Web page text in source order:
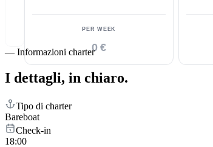
PER WEEK
0 €
— Informazioni charter
I dettagli, in chiaro.
Tipo di charter
Bareboat
Check-in
18:00